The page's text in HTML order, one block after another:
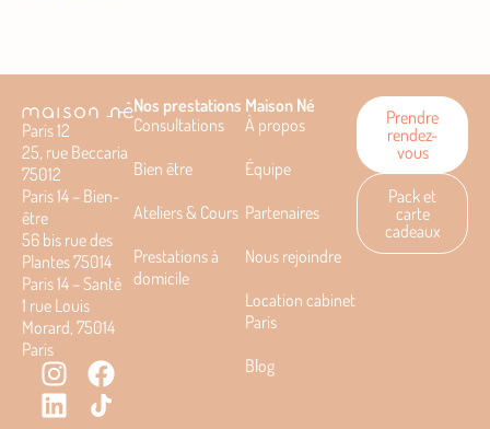
Paris 12
25, rue Beccaria
75012
Paris 14 – Bien-
être
56 bis rue des
Plantes 75014
Paris 14 – Santé
1 rue Louis
Morard, 75014
Paris
Nos prestations
Consultations
Bien être
Ateliers & Cours
Prestations à
domicile
Maison Né
À propos
Équipe
Partenaires
Nous rejoindre
Location cabinet
Paris
Blog
Prendre
rendez-
vous
Pack et
carte
cadeaux